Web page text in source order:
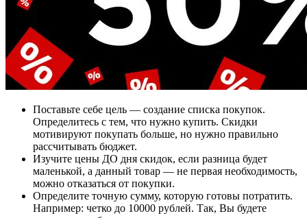
Поставьте себе цель — создание списка покупок.
Определитесь с тем, что нужно купить. Скидки
мотивируют покупать больше, но нужно правильно
рассчитывать бюджет.
Изучите цены ДО дня скидок, если разница будет
маленькой, а данный товар — не первая необходимость,
можно отказаться от покупки.
Определите точную сумму, которую готовы потратить.
Например: четко до 10000 рублей. Так, Вы будете